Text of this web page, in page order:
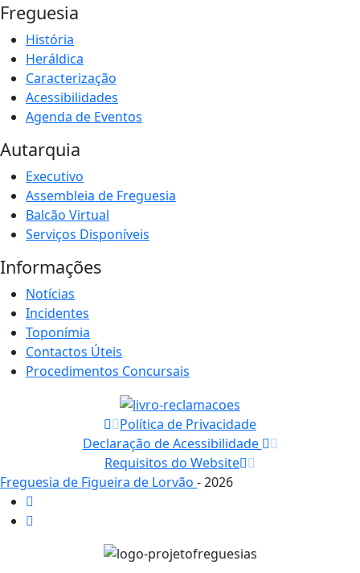
Freguesia
História
Heráldica
Caracterização
Acessibilidades
Agenda de Eventos
Autarquia
Executivo
Assembleia de Freguesia
Balcão Virtual
Serviços Disponíveis
Informações
Notícias
Incidentes
Toponímia
Contactos Úteis
Procedimentos Concursais
Política de Privacidade
Declaração de Acessibilidade
Requisitos do Website
Freguesia de Figueira de Lorvão - 2026